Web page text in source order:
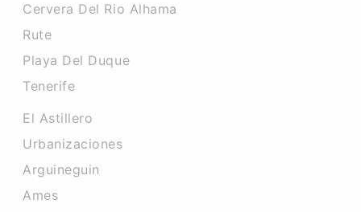
Cervera Del Rio Alhama
Rute
Playa Del Duque
Tenerife
El Astillero
Urbanizaciones
Arguineguin
Ames